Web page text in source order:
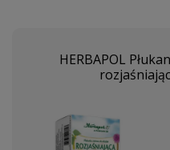
HERBAPOL